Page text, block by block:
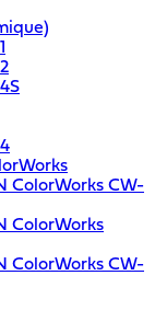
ColorWorks CW-
ColorWorks
ColorWorks CW-